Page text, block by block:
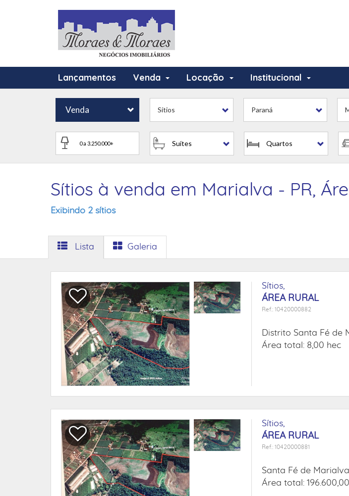
Lançamentos Venda Locação Institucional
Venda Sítios Paraná
Suítes Quartos
Sítios à venda em Marialva - PR,
Exibindo 2 sítios
Lista Galeria
Sítios,
ÁREA RURAL
Ref.: 10420000882
Distrito Santa Fé de
Área total: 8,00 hec
Sítios,
ÁREA RURAL
Ref.: 10420000881
Santa Fé de
Área total: